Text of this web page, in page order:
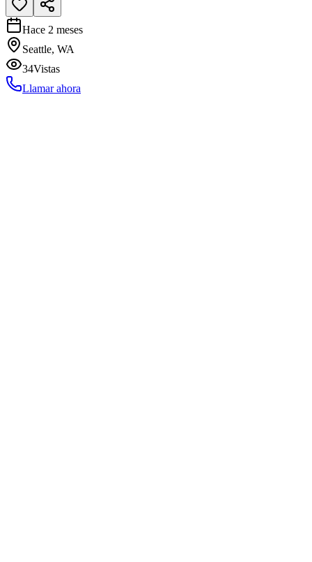
Hace 2 meses
Seattle, WA
34Vistas
Llamar ahora